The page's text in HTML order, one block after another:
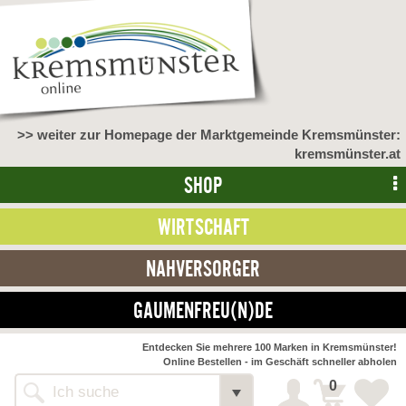
>> weiter zur Homepage der Marktgemeinde Kremsmünster:
kremsmünster.at
SHOP
WIRTSCHAFT
NAHVERSORGER
GAUMENFREU(N)DE
Alle Webseiten
Entdecken Sie mehrere 100 Marken in Kremsmünster!
Online Bestellen - im Geschäft schneller abholen
0
NAHVERSORGER
>> Bauernmarkt << Detail